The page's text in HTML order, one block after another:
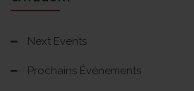
Next Events
Prochains Événements